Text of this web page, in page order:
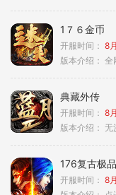
1７６金币
开服时间： 8
版本介绍： 全
典藏外传
开服时间： 8
版本介绍： 无
176复古极
开服时间： 8